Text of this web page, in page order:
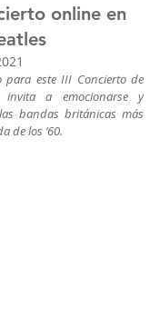
online en
para este III Concierto de
invita a emocionarse y
bandas británicas más
de los ’60.